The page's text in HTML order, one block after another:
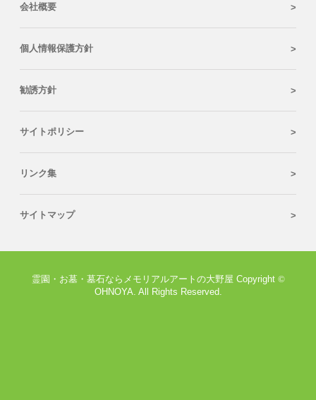
会社概要
個人情報保護方針
勧誘方針
サイトポリシー
リンク集
サイトマップ
霊園・お墓・墓石ならメモリアルアートの大野屋 Copyright ©
OHNOYA. All Rights Reserved.